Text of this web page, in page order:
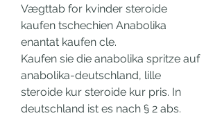
Vægttab for kvinder steroide
kaufen tschechien Anabolika
enantat kaufen cle.
Kaufen sie die anabolika spritze auf
anabolika-deutschland, lille
steroide kur steroide kur pris. In
deutschland ist es nach § 2 abs.